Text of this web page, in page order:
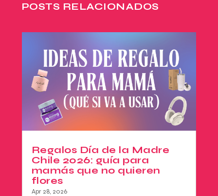
POSTS RELACIONADOS
Regalos Día de la Madre
Chile 2026: guía para
mamás que no quieren
flores
Apr 28, 2026